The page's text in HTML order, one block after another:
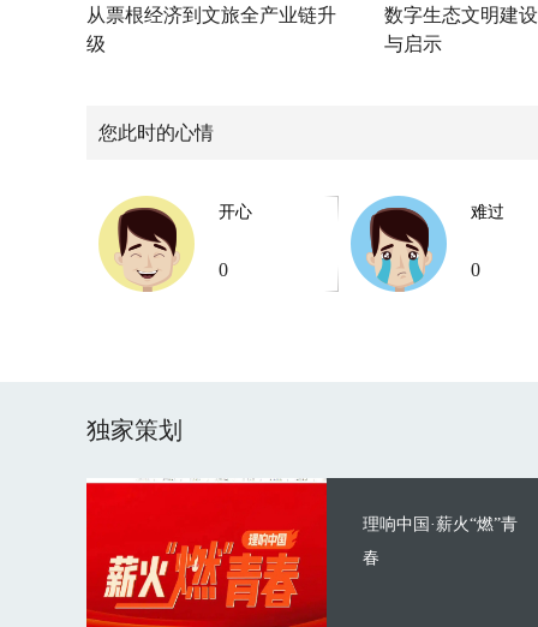
从票根经济到文旅全产业链升
级
数字生态文明建
与启示
您此时的心情
开心
0
难过
0
独家策划
理响中国·薪火“燃”青
春